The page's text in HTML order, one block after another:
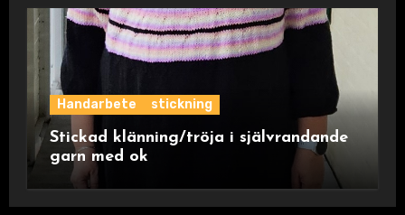
Handarbete stickning
Stickad klänning/tröja i självrandande
garn med ok